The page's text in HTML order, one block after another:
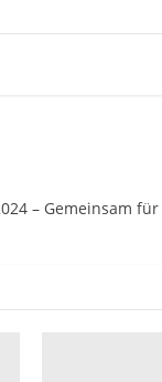
– Gemeinsam